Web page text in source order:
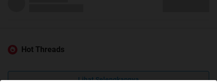
Hot Threads
Lihat Selengkapnya